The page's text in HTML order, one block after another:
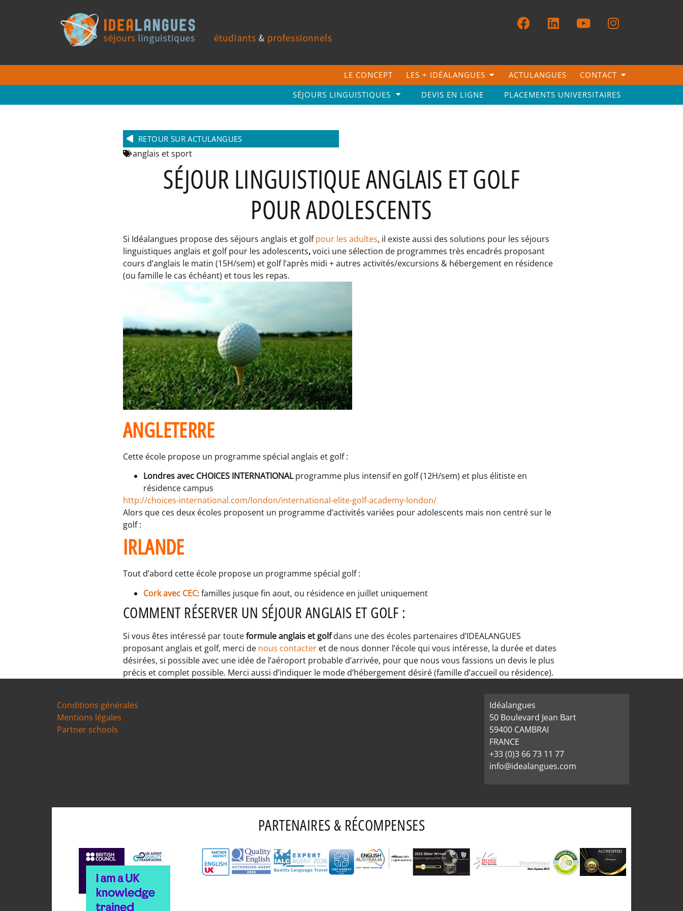
LE CONCEPT LES + IDÉALANGUES ACTULANGUES
CONTACT
SÉJOURS LINGUISTIQUES
DEVIS EN LIGNE PLACEMENTS UNIVERSITAIRES
RETOUR SUR ACTULANGUES
anglais et sport
SÉJOUR LINGUISTIQUE ANGLAIS ET GOLF
POUR ADOLESCENTS
Si Idéalangues propose des séjours anglais et golfpour les adultes, il existe aussi des solutions pour les séjours
linguistiques anglais et golf pour les adolescents,voici une sélection de programmes très encadrés proposant
cours d’anglais le matin (15H/sem) et golf l’après midi + autres activités/excursions & hébergement en résidence
(ou famille le cas échéant) et tous les repas.
ANGLETERRE
Cette école propose un programme spécial anglais et golf :
Londres avec CHOICES INTERNATIONALprogramme plus intensif en golf (12H/sem) et plus élitiste en
résidence campus
http://choices-international.com/london/international-elite-golf-academy-london/
Alors que ces deux écoles proposent un programme d’activités variées pour adolescents mais non centré sur le
golf :
IRLANDE
Tout d’abord cette école propose un programme spécial golf :
Cork avec CEC: familles jusque fin aout, ou résidence en juillet uniquement
COMMENT RÉSERVER UN SÉJOUR ANGLAIS ET GOLF :
Si vous êtes intéressé par touteformule anglais et golfdans une des écoles partenaires d’IDEALANGUES
proposant anglais et golf, merci de nous contacter et de nous donner l’école qui vous intéresse, la durée et dates
désirées, si possible avec une idée de l’aéroport probable d’arrivée, pour que nous vous fassions un devis le plus
précis et complet possible. Merci aussi d’indiquer le mode d’hébergement désiré (famille d’accueil ou résidence).
Conditions générales
Mentions légales
Partner schools
Idéalangues
50 Boulevard Jean Bart
59400 CAMBRAI
FRANCE
+33 (0)3 66 73 11 77
info@idealangues.com
PARTENAIRES & RÉCOMPENSES